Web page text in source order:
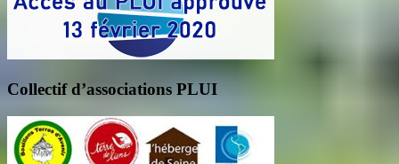
Collectif d’associations PLUI